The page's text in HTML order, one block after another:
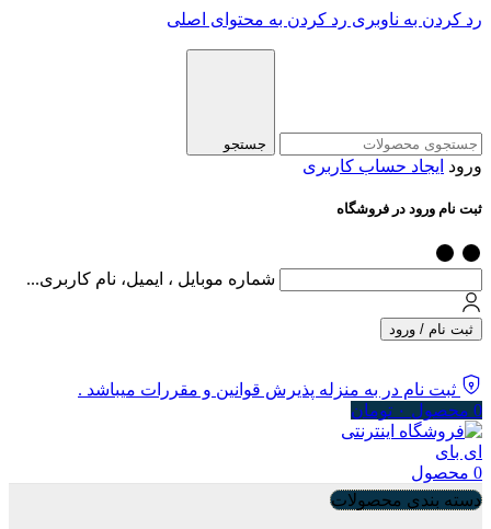
رد کردن به ناوبری رد کردن به محتوای اصلی
جستجو
ورود ایجاد حساب کاربری
ثبت نام ورود در فروشگاه
شماره موبایل ، ایمیل، نام کاربری...
ثبت نام / ورود
ثبت نام در به منزله پذیرش قوانین و مقررات میباشد .
0 محصول ۰ تومان
0 محصول
دسته بندی محصولات